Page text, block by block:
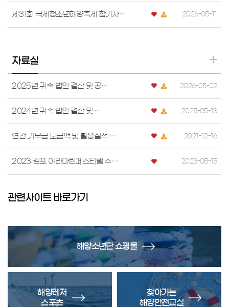
제31회 국제청소년해양축제 참가자… 2026-05-11
자료실
2025년 귀속 법인 결산 및 공… 2026-05-02
2024년 귀속 법인 결산 및 … 2025-05-13
연간 기부금 모금액 및 활용실적 … 2021-12-16
2023 김포 아라마린페스티벌 수… 2023-05-15
관련사이트 바로가기
해양소년단 쇼핑몰
해양레저
스포츠
찾아가는
해양안전교실